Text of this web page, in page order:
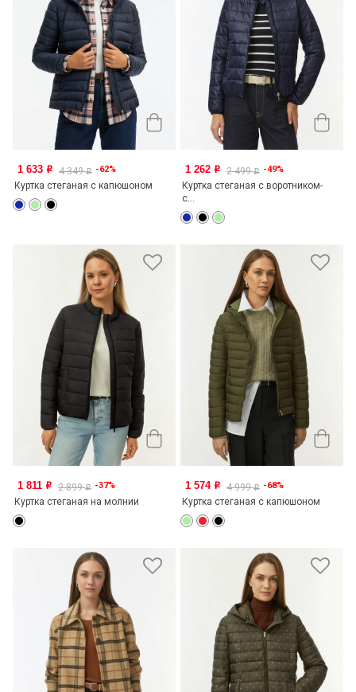
1 633 o 4 349o -62%
Куртка стеганая с капюшоном
1 262 o 2 499o -49%
Куртка стеганая с воротником-
с...
1 811 o 2 899o -37%
Куртка стеганая на молнии
1 574 o 4 999o -68%
Куртка стеганая с капюшоном